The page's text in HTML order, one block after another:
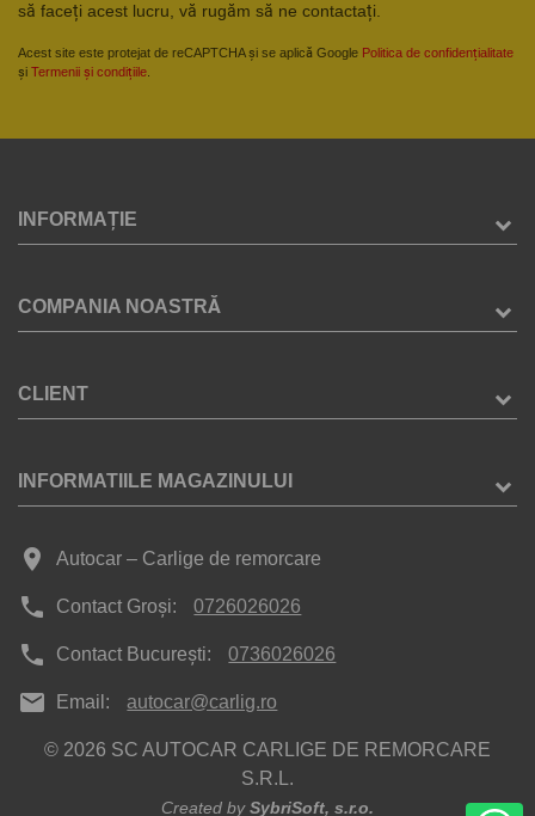
să faceți acest lucru, vă rugăm să ne contactați.
Acest site este protejat de reCAPTCHA și se aplică Google Politica de confidențialitate
și Termenii și condițiile
INFORMAȚIE
COMPANIA NOASTRĂ
CLIENT
INFORMATIILE MAGAZINULUI
place Autocar – Carlige de remorcare
phone Contact Groși: 0726026026
phone Contact București: 0736026026
mail Email: autocar@carlig.ro
© 2026 SC AUTOCAR CARLIGE DE REMORCARE
S.R.L.
Created bySybriSoft, s.r.o.